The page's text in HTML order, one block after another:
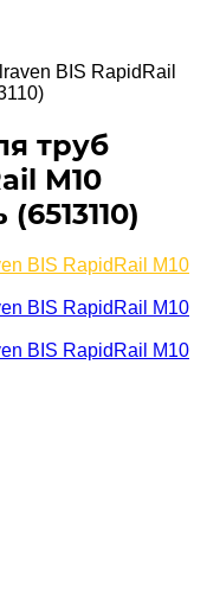
BIS RapidRail
труб
M10